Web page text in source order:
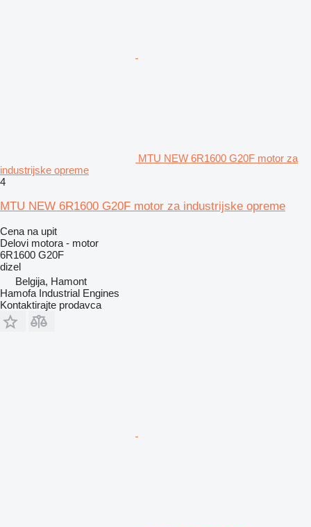
MTU NEW 6R1600 G20F motor za
industrijske opreme
4
MTU NEW 6R1600 G20F motor za industrijske opreme
Cena na upit
Delovi motora - motor
6R1600 G20F
dizel
Belgija, Hamont
Hamofa Industrial Engines
Kontaktirajte prodavca